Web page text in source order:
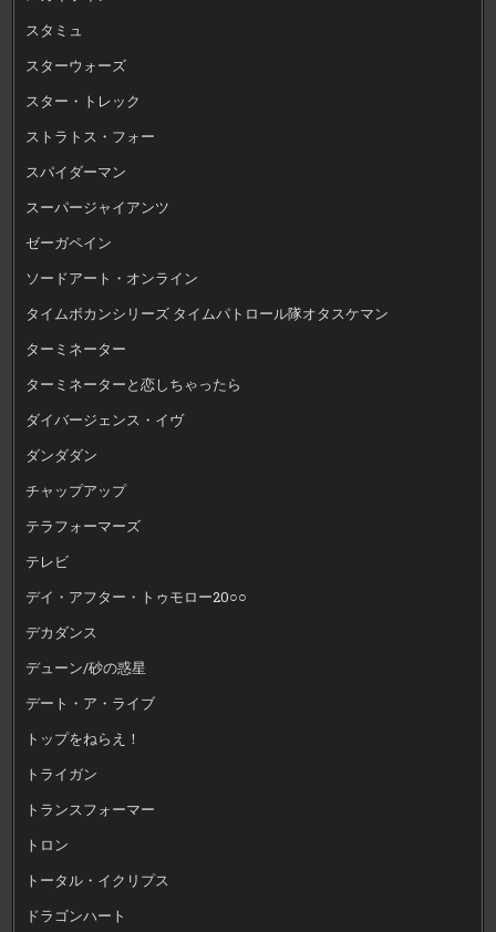
スタミュ
スターウォーズ
スター・トレック
ストラトス・フォー
スパイダーマン
スーパージャイアンツ
ゼーガペイン
ソードアート・オンライン
タイムボカンシリーズ タイムパトロール隊オタスケマン
ターミネーター
ターミネーターと恋しちゃったら
ダイバージェンス・イヴ
ダンダダン
チャップアップ
テラフォーマーズ
テレビ
デイ・アフター・トゥモロー20○○
デカダンス
デューン/砂の惑星
デート・ア・ライブ
トップをねらえ！
トライガン
トランスフォーマー
トロン
トータル・イクリプス
ドラゴンハート